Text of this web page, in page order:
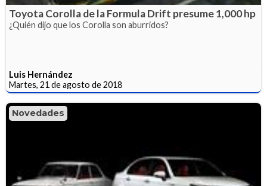
Toyota Corolla de la Formula Drift presume 1,000 hp
¿Quién dijo que los Corolla son aburridos?
Luis Hernández
Martes, 21 de agosto de 2018
Novedades